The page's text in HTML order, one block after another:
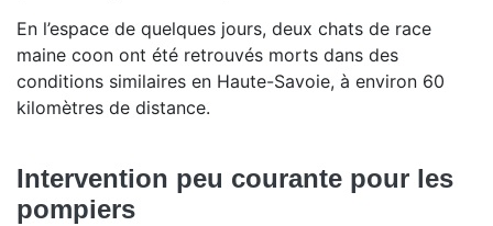
En l’espace de quelques jours, deux chats de race
maine coon ont été retrouvés morts dans des
conditions similaires en Haute-Savoie, à environ 60
kilomètres de distance.
Intervention peu courante pour les
pompiers